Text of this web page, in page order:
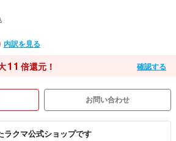
内訳を見る
11 倍還元！ 確認する
お問い合わせ
ラクマ公式ショップです